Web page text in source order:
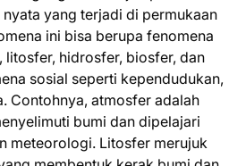
yang terjadi di permukaan
ini bisa berupa fenomena
hidrosfer, biosfer, dan
sosial seperti kependudukan,
Contohnya, atmosfer adalah
bumi dan dipelajari
meteorologi. Litosfer merujuk